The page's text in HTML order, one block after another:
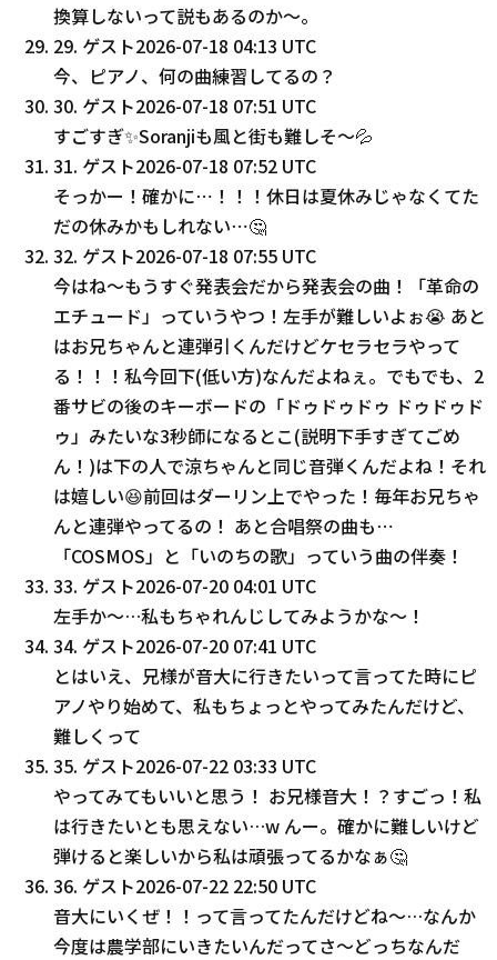
換算しないって説もあるのか～。
29. ゲスト2026-07-18 04:13 UTC
今、ピアノ、何の曲練習してるの？
30. ゲスト2026-07-18 07:51 UTC
すごすぎ✨️Soranjiも風と街も難しそ〜💦
31. ゲスト2026-07-18 07:52 UTC
そっかー！確かに⋯！！！休日は夏休みじゃなくてた
だの休みかもしれない⋯🤔
32. ゲスト2026-07-18 07:55 UTC
今はね〜もうすぐ発表会だから発表会の曲！「革命の
エチュード」っていうやつ！左手が難しいよぉ😭 あと
はお兄ちゃんと連弾引くんだけどケセラセラやって
る！！！私今回下(低い方)なんだよねぇ。でもでも、2
番サビの後のキーボードの「ドゥドゥドゥ ドゥドゥド
ゥ」みたいな3秒師になるとこ(説明下手すぎてごめ
ん！)は下の人で涼ちゃんと同じ音弾くんだよね！それ
は嬉しい😆前回はダーリン上でやった！毎年お兄ちゃ
んと連弾やってるの！ あと合唱祭の曲も⋯
「COSMOS」と「いのちの歌」っていう曲の伴奏！
33. ゲスト2026-07-20 04:01 UTC
左手か～…私もちゃれんじしてみようかな～！
34. ゲスト2026-07-20 07:41 UTC
とはいえ、兄様が音大に行きたいって言ってた時にピ
アノやり始めて、私もちょっとやってみたんだけど、
難しくって
35. ゲスト2026-07-22 03:33 UTC
やってみてもいいと思う！ お兄様音大！？すごっ！私
は行きたいとも思えない…w んー。確かに難しいけど
弾けると楽しいから私は頑張ってるかなぁ🤔
36. ゲスト2026-07-22 22:50 UTC
音大にいくぜ！！って言ってたんだけどね～…なんか
今度は農学部にいきたいんだってさ～どっちなんだ